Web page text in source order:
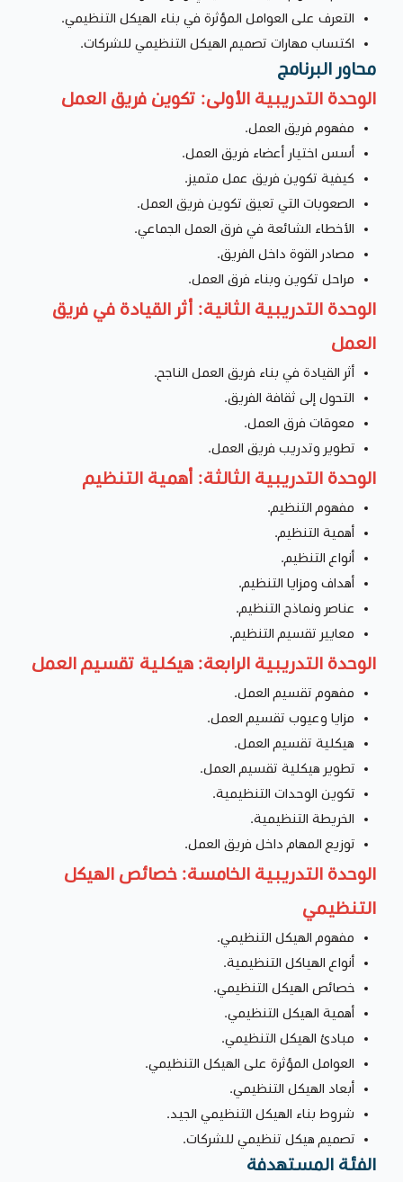
التعرف على العوامل المؤثرة في بناء الهيكل التنظيمي.
اكتساب مهارات تصميم الهيكل التنظيمي للشركات.
محاور البرنامج
الوحدة التدريبية الأولى: تكوين فريق العمل
مفهوم فريق العمل.
أسس اختيار أعضاء فريق العمل.
كيفية تكوين فريق عمل متميز.
الصعوبات التي تعيق تكوين فريق العمل.
الأخطاء الشائعة في فرق العمل الجماعي.
مصادر القوة داخل الفريق.
مراحل تكوين وبناء فرق العمل.
الوحدة التدريبية الثانية: أثر القيادة في فريق
العمل
أثر القيادة في بناء فريق العمل الناجح.
التحول إلى ثقافة الفريق.
معوقات فرق العمل.
تطوير وتدريب فريق العمل.
الوحدة التدريبية الثالثة: أهمية التنظيم
مفهوم التنظيم.
أهمية التنظيم.
أنواع التنظيم.
أهداف ومزايا التنظيم.
عناصر ونماذج التنظيم.
معايير تقسيم التنظيم.
الوحدة التدريبية الرابعة: هيكلية تقسيم العمل
مفهوم تقسيم العمل.
مزايا وعيوب تقسيم العمل.
هيكلية تقسيم العمل.
تطوير هيكلية تقسيم العمل.
تكوين الوحدات التنظيمية.
الخريطة التنظيمية.
توزيع المهام داخل فريق العمل.
الوحدة التدريبية الخامسة: خصائص الهيكل
التنظيمي
مفهوم الهيكل التنظيمي.
أنواع الهياكل التنظيمية.
خصائص الهيكل التنظيمي.
أهمية الهيكل التنظيمي.
مبادئ الهيكل التنظيمي.
العوامل المؤثرة على الهيكل التنظيمي.
أبعاد الهيكل التنظيمي.
شروط بناء الهيكل التنظيمي الجيد.
تصميم هيكل تنظيمي للشركات.
الفئة المستهدفة